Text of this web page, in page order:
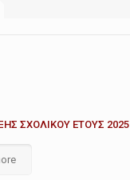
ΣΧΟΛΙΚΟΥ ΕΤΟΥΣ 2025